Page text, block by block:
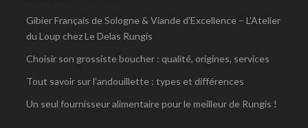
Gibier Français de Sologne & Viande d’Excellence – L’Atelier
du Loup chez Le Delas Rungis
Choisir son grossiste boucher : qualité, origines, services
Tout savoir sur l’andouillette : types et différences
Un seul fournisseur alimentaire pour le meilleur de Rungis !